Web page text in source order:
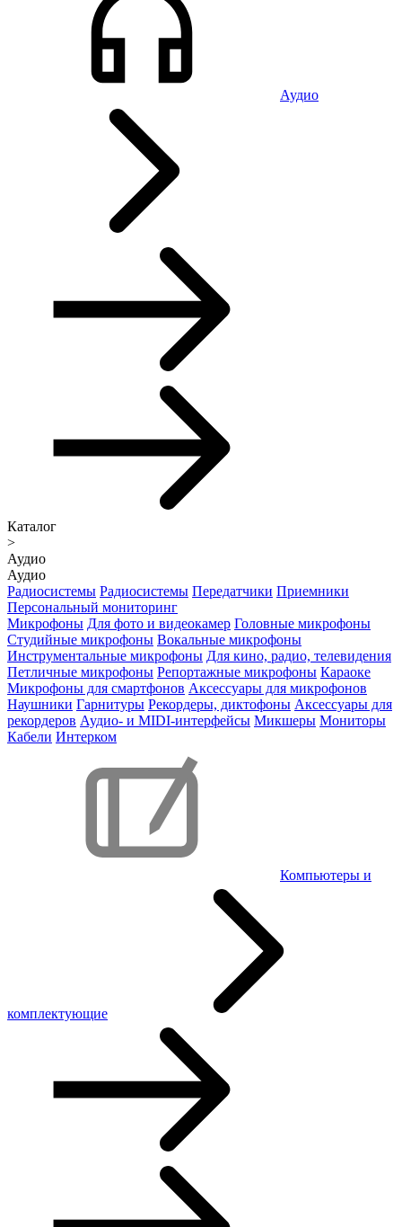
Аудио
Каталог
>
Аудио
Аудио
Радиосистемы Радиосистемы Передатчики Приемники
Персональный мониторинг
Микрофоны Для фото и видеокамер Головные микрофоны
Студийные микрофоны Вокальные микрофоны
Инструментальные микрофоны Для кино, радио, телевидения
Петличные микрофоны Репортажные микрофоны Караоке
Микрофоны для смартфонов Аксессуары для микрофонов
Наушники Гарнитуры Рекордеры, диктофоны Аксессуары для
рекордеров Аудио- и MIDI-интерфейсы Микшеры Мониторы
Кабели Интерком
Компьютеры и
комплектующие